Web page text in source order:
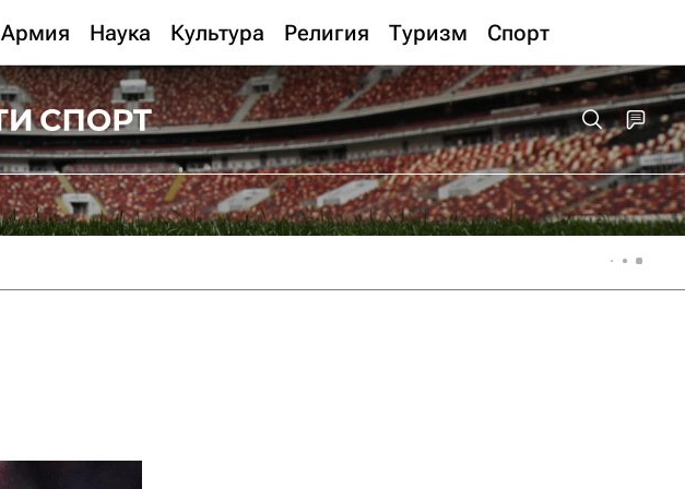
Армия Наука Культура Религия Туризм Спорт